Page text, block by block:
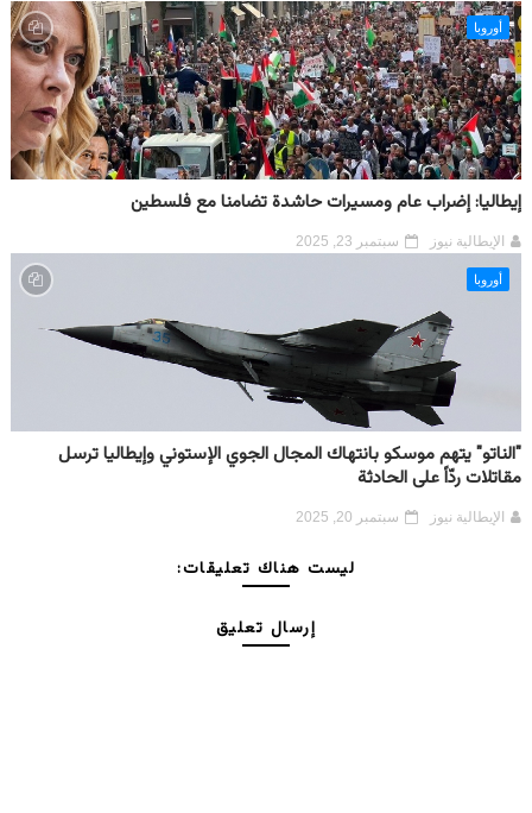
أوروبا
إيطاليا: إضراب عام ومسيرات حاشدة تضامنا مع فلسطين
الإيطالية نيوز سبتمبر 23, 2025
أوروبا
"الناتو" يتهم موسكو بانتهاك المجال الجوي الإستوني وإيطاليا ترسل
مقاتلات ردّاً على الحادثة
الإيطالية نيوز سبتمبر 20, 2025
ليست هناك تعليقات:
إرسال تعليق